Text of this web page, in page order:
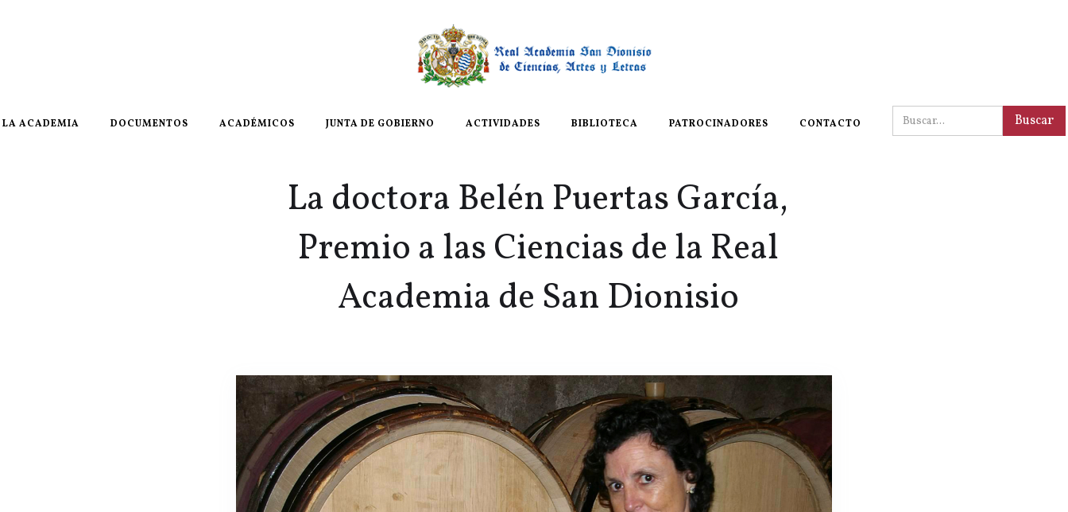
LA ACADEMIA DOCUMENTOS ACADÉMICOS JUNTA DE GOBIERNO ACTIVIDADES BIBLIOTECA PATROCINADORES CONTACTO
La doctora Belén Puertas García,
Premio a las Ciencias de la Real
Academia de San Dionisio